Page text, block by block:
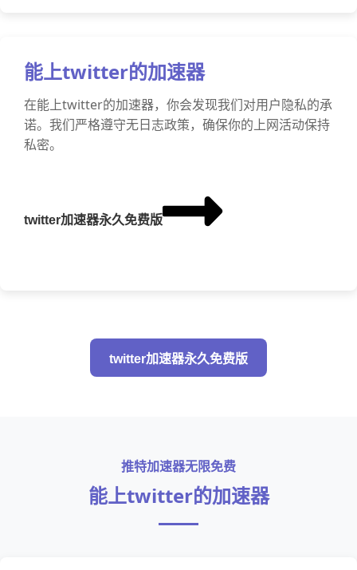
能上twitter的加速器
在能上twitter的加速器，你会发现我们对用户隐私的承
诺。我们严格遵守无日志政策，确保你的上网活动保持
私密。
twitter加速器永久免费版
twitter加速器永久免费版
推特加速器无限免费
能上twitter的加速器